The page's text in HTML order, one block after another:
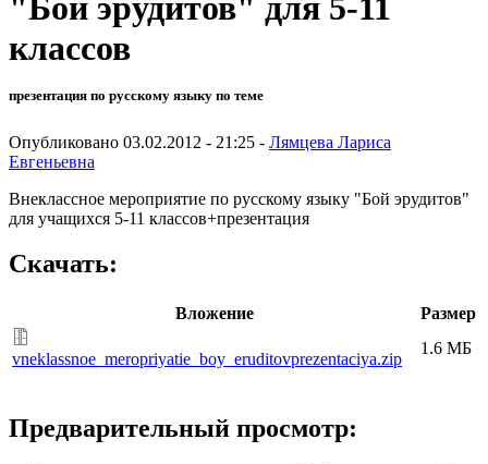
классов
презентация по русскому языку по теме
Опубликовано 03.02.2012 - 21:25 - Лямцева Лариса
Евгеньевна
Внеклассное мероприятие по русскому языку "Бой эрудитов"
для учащихся 5-11 классов+презентация
Скачать:
Вложение Размер
vneklassnoe_meropriyatie_boy_eruditovprezentaciya.zip
1.6 МБ
Предварительный просмотр: